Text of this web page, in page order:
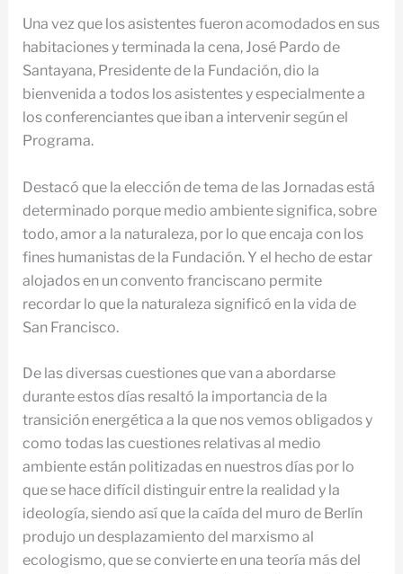
Una vez que los asistentes fueron acomodados en sus
habitaciones y terminada la cena, José Pardo de
Santayana, Presidente de la Fundación, dio la
bienvenida a todos los asistentes y especialmente a
los conferenciantes que iban a intervenir según el
Programa.
Destacó que la elección de tema de las Jornadas está
determinado porque medio ambiente significa, sobre
todo, amor a la naturaleza, por lo que encaja con los
fines humanistas de la Fundación. Y el hecho de estar
alojados en un convento franciscano permite
recordar lo que la naturaleza significó en la vida de
San Francisco.
De las diversas cuestiones que van a abordarse
durante estos días resaltó la importancia de la
transición energética a la que nos vemos obligados y
como todas las cuestiones relativas al medio
ambiente están politizadas en nuestros días por lo
que se hace difícil distinguir entre la realidad y la
ideología, siendo así que la caída del muro de Berlín
produjo un desplazamiento del marxismo al
ecologismo, que se convierte en una teoría más del